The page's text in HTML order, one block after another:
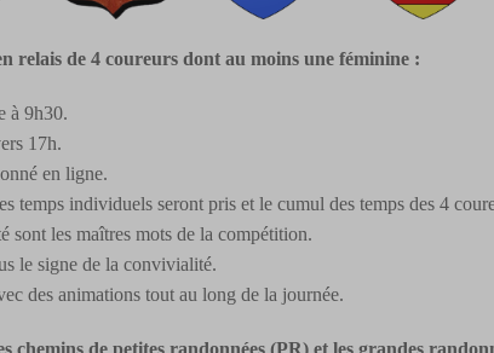
relais de 4 coureurs dont au moins une féminine :
à 9h30.
17h.
en ligne.
temps individuels seront pris et le cumul des temps des 4
sont les maîtres mots de la compétition.
le signe de la convivialité.
des animations tout au long de la journée.